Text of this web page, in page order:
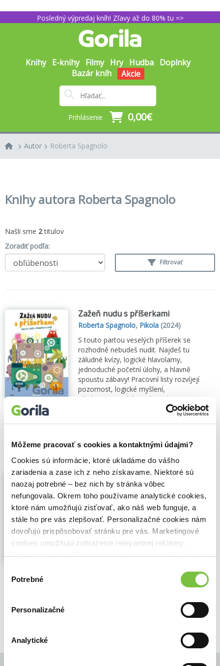
Môžeme pracovať s cookies a kontaktnými údajmi?
Cookies sú informácie, ktoré ukladáme do vášho
zariadenia a zase ich z neho získavame. Niektoré sú
naozaj potrebné – bez nich by stránka vôbec
nefungovala. Okrem toho používame analytické cookies,
ktoré nám umožňujú zisťovať, ako náš web funguje, a
stále ho pre vás zlepšovať. Personalizačné cookies nám
dovoľujú prispôsobovať stránku pre vás. Marketingové
cookies umožňujú zobrazenie relevantnej reklamy.
Niektoré údaje zdieľame aj s tretími stranami. Veľmi by
cookies.
súhlasu
Potrebné
Personalizačné
Analytické
Posledný výpredaj kníh! Zľavy až do 80% tu =>
Knihy E-knihy Filmy Hry Hudba Doplnky
Bazár kníh
Akcie
Prihlásenie 0,00€
Autor Roberta Spagnolo
Knihy autora Roberta Spagnolo
Našli sme 2titulov
Zoradiť podľa:
Filtrovať
Zažeň nudu s příšerkami
Roberta Spagnolo, Pikola (2024)
S touto partou veselých příšerek se
rozhodně nebudeš nudit. Najdeš tu
záludné kvízy, logické hlavolamy,
jednoduché početní úlohy, a hlavně
spoustu zábavy! Pracovní listy rozvíjejí
pozornost, logické myšlení,
předmatematické...
Zobraziť viac
2,60€ Do košíka
Zažeň nudu s dinosaury
Roberta Spagnolo,Pikola(2024)
Nesnášíš nudu? S těmito dinosaury se
rozhodně nudit nebudeš! Naučí tě tisíc
způsobů, jak se zabavit. Parádně se
přitom pobavíš a zároveň se naučíš
mnoho nových věcí. Čeká na tebe spousta